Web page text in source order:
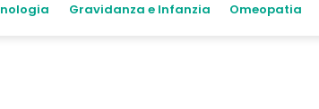
Gravidanza e Infanzia Omeopatia